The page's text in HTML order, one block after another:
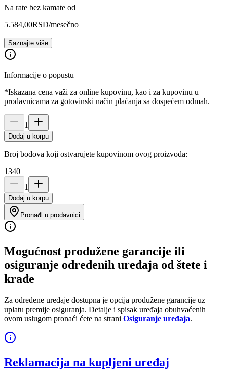
Na rate bez kamate od
5.584,00RSD/mesečno
Saznajte više
Informacije o popustu
*Iskazana cena važi za online kupovinu, kao i za kupovinu u
prodavnicama za gotovinski način plaćanja sa dospećem odmah.
1
Dodaj u korpu
Broj bodova koji ostvarujete kupovinom ovog proizvoda:
1340
1
Dodaj u korpu
Pronađi u prodavnici
Mogućnost produžene garancije ili
osiguranje određenih uređaja od štete i
krađe
Za određene uređaje dostupna je opcija produžene garancije uz
uplatu premije osiguranja. Detalje i spisak uređaja obuhvaćenih
ovom uslugom pronaći ćete na strani Osiguranje uređaja.
Reklamacija na kupljeni uređaj